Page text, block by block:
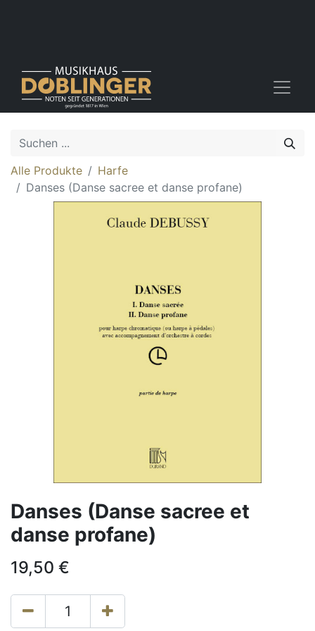
Alle Produkte
Harfe
Danses (Danse sacree et danse profane)
Danses (Danse sacree et
danse profane)
19,50 €